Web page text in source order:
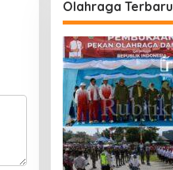
Olahraga Terbaru